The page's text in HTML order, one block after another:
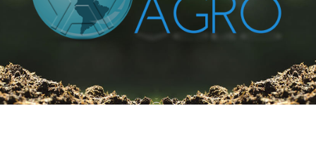
O UNIVERSO AGRÍCOLA DE UM JEITO MUITO MAIS
SIMPLES E DIVERTIDO.